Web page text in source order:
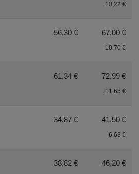
10,22 €
56,30 € 67,00 €
10,70 €
61,34 € 72,99 €
11,65 €
34,87 € 41,50 €
6,63 €
38,82 € 46,20 €